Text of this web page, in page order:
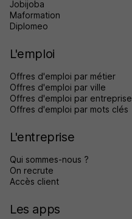
Jobijoba
Maformation
Diplomeo
L'emploi
Offres d'emploi par métier
Offres d'emploi par ville
Offres d'emploi par entreprise
Offres d'emploi par mots clés
L'entreprise
Qui sommes-nous ?
On recrute
Accès client
Les apps